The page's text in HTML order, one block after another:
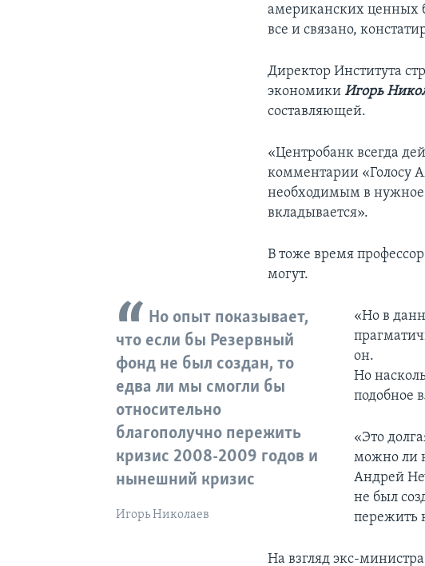
американских ценных
все и связано,
Директор Института
экономикиИгорь
составляющей.
«Центробанк всегда
комментарии «Голосу
необходимым в нужное
вкладывается».
В тоже время
могут.
Но опыт показывает,
что если бы Резервный
фонд не был создан, то
едва ли мы смогли бы
относительно
благополучно пережить
кризис 2008-2009 годов и
нынешний кризис
Игорь Николаев
«Но в
он.
Но
подобное
«Это
можно ли
Андрей
не был
пережить
На взгляд экс-